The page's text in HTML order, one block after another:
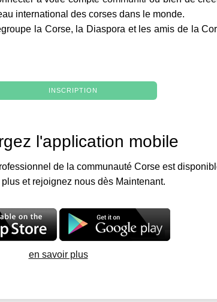
international des corses dans le monde.
la Corse, la Diaspora et les amis de la
INSCRIPTION
l'application mobile
de la communauté Corse est
plus et rejoignez nous dès Maintenant.
en savoir plus